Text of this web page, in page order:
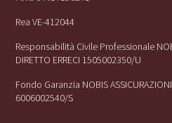
Rea VE-412044
Responsabilità Civile Professionale
DIRETTO ERRECI 1505002350/U
Fondo Garanzia NOBIS
6006002540/S